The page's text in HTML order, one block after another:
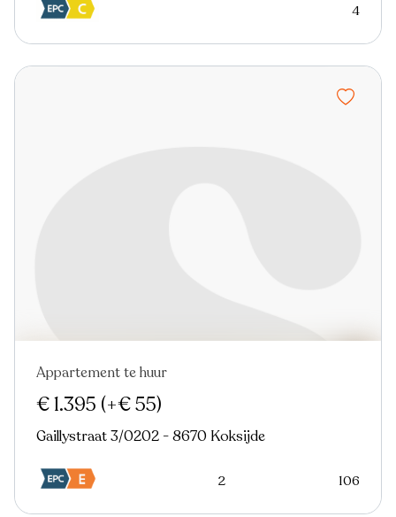
4
Nieuw
Appartement te huur
€ 1.395 (+€ 55)
Gaillystraat 3/0202 - 8670 Koksijde
2 106